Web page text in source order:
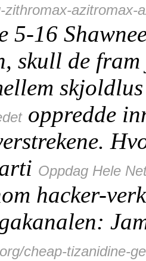
zithromax-azitromax-
5-16
skull de
oppredde
Oppdag Hele
hacker-
cheap-tizanidine-